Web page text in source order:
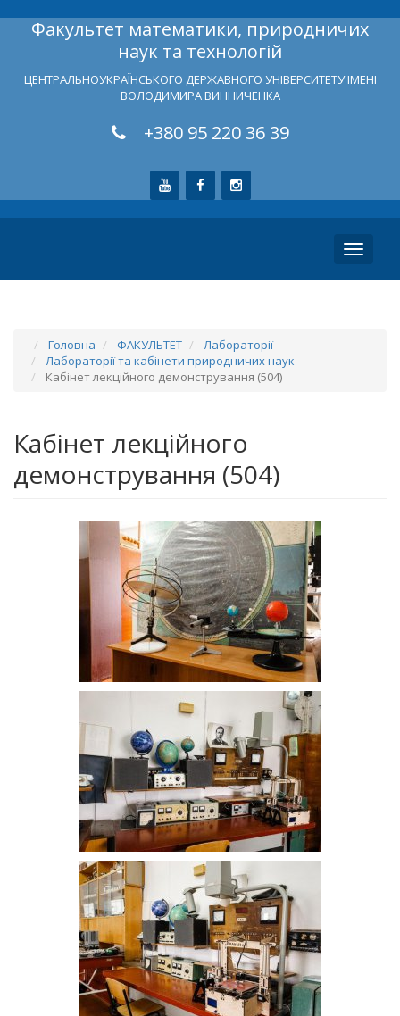
Факультет математики, природничих
наук та технологій
ЦЕНТРАЛЬНОУКРАЇНСЬКОГО ДЕРЖАВНОГО УНІВЕРСИТЕТУ ІМЕНІ
ВОЛОДИМИРА ВИННИЧЕНКА
+380 95 220 36 39
Toggle
Головна ФАКУЛЬТЕТ
Лабораторії
Лабораторії та кабінети природничих наук
Кабінет лекційного демонстрування (504)
Кабінет лекційного
демонстрування (504)